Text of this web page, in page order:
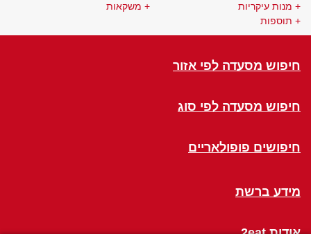
מנות עיקריות
תוספות
משקאות
חיפוש מסעדה לפי אזור
חיפוש מסעדה לפי סוג
חיפושים פופולאריים
מידע ברשת